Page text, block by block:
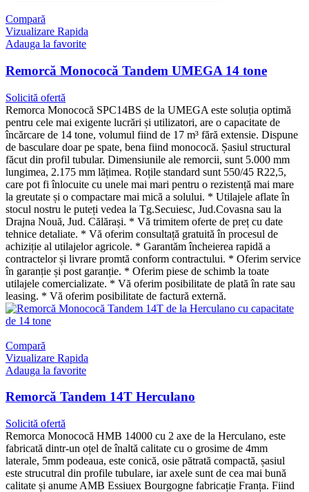
Compară
Vizualizare Rapida
Adauga la favorite
Remorcă Monococă Tandem UMEGA 14 tone
Solicită ofertă
Remorca Monococă SPC14BS de la UMEGA este soluția optimă
pentru cele mai exigente lucrări și utilizatori, are o capacitate de
încărcare de 14 tone, volumul fiind de 17 m³ fără extensie. Dispune
de basculare doar pe spate, bena fiind monococă. Șasiul structural
făcut din profil tubular. Dimensiunile ale remorcii, sunt 5.000 mm
lungimea, 2.175 mm lățimea. Roțile standard sunt 550/45 R22,5,
care pot fi înlocuite cu unele mai mari pentru o rezistență mai mare
la greutate și o compactare mai mică a solului. * Utilajele aflate în
stocul nostru le puteți vedea la Tg.Secuiesc, Jud.Covasna sau la
Drajna Nouă, Jud. Călărași. * Vă trimitem oferte de preț cu date
tehnice detaliate. * Vă oferim consultață gratuită în procesul de
achiziție al utilajelor agricole. * Garantăm încheierea rapidă a
contractelor și livrare promtă conform contractului. * Oferim service
în garanție și post garanție. * Oferim piese de schimb la toate
utilajele comercializate. * Vă oferim posibilitate de plată în rate sau
leasing. * Vă oferim posibilitate de factură externă.
Compară
Vizualizare Rapida
Adauga la favorite
Remorcă Tandem 14T Herculano
Solicită ofertă
Remorca Monococă HMB 14000 cu 2 axe de la Herculano, este
fabricată dintr-un oțel de înaltă calitate cu o grosime de 4mm
laterale, 5mm podeaua, este conică, osie pătrată compactă, șasiul
este strucutral din profile tubulare, iar axele sunt de cea mai bună
calitate și anume AMB Essiuex Bourgogne fabricație Franța. Fiind